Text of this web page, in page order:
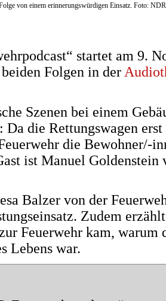
von einem erinnerungswürdigen Einsatz. Foto: NDR
startet am 9.
Folgen in der
Szenen bei einem
die Rettungswagen erst
die Bewohner/-
ist Manuel Goldenstein
Balzer von der
Zudem
Feuerwehr kam, warum
Lebens war.